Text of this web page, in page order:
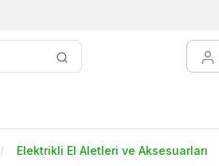
Elektrikli El Aletleri ve Aksesuarları